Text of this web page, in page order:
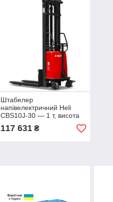
Штабелер
напівелектричний Heli
CBS10J-30 — 1 т, висота
3000 мм, купити в Києві
117 631₴